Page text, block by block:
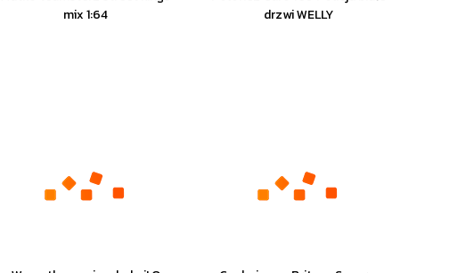
mix 1:64
drzwi WELLY